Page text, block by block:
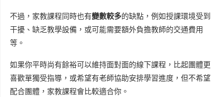
不過，家教課程同時也有變數較多的缺點，例如授課環境受到
干擾、缺乏教學設備，或可能需要額外負擔教師的交通費用
等。
如果你平時尚有餘裕可以維持面對面的線下課程，比起團體更
喜歡單獨受指導，或希望有老師協助安排學習進度，但不希望
配合團體，家教課程會比較適合你。